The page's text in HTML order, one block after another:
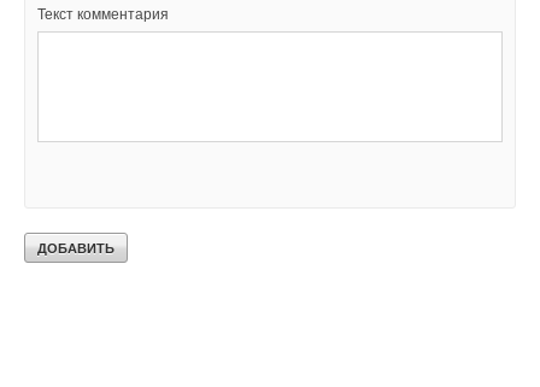
Текст комментария